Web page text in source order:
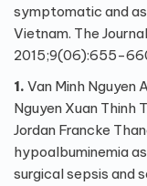
symptomatic and
Vietnam. The
2015;9(06):655-
1. Van Minh Nguyen
Nguyen Xuan Thinh
Jordan Francke
hypoalbuminemia
surgical sepsis and